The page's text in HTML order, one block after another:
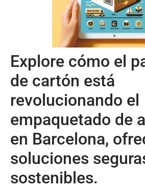
Explore cómo el
de cartón está
revolucionando el
empaquetado de
en Barcelona,
soluciones
sostenibles.